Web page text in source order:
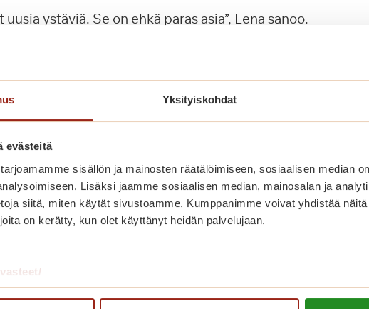
Yksityiskohdat
evästeitä
sisällön ja mainosten räätälöimiseen, sosiaalisen median
Lisäksi jaamme sosiaalisen median, mainosalan ja
siitä, miten käytät sivustoamme. Kumppanimme voivat yhdistää
on kerätty, kun olet käyttänyt heidän palvelujaan.
uusia ystäviä. Se on ehkä paras asia”, Lena sanoo.
edelleen tiivis osa arkea. Tytär käy hänen kanssaan
käytännön asioissa.
mahdollisimman hyvänä.
Lena arvostaa erityisesti esteettömyyttä, saatavilla
kun sitä tarvitsee ja henkilökunta on positiivinen”, hän